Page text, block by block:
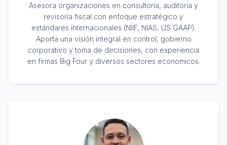
Asesora organizaciones en consultoría, auditoría y
revisoría fiscal con enfoque estratégico y
estándares internacionales (NIIF, NIAS, US GAAP).
Aporta una visión integral en control, gobierno
corporativo y toma de decisiones, con experiencia
en firmas Big Four y diversos sectores economicos.